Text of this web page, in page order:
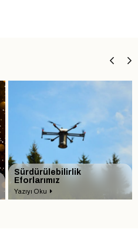
Sürdürülebilirlik
Eforlarımız
Yazıyı Oku